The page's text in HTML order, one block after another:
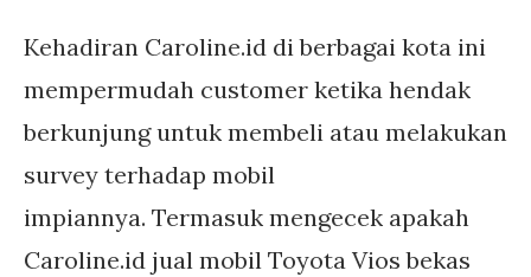
Kehadiran Caroline.id di berbagai kota ini
mempermudah customer ketika hendak
berkunjung untuk membeli atau melakukan
survey terhadap mobil
impiannya. Termasuk mengecek apakah
Caroline.id jual mobil Toyota Vios bekas